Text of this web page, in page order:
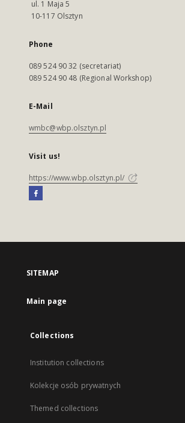
ul. 1 Maja 5
10-117 Olsztyn
Phone
089 524 90 32 (secretariat)
089 524 90 48 (Regional Workshop)
E-Mail
wmbc@wbp.olsztyn.pl
Visit us!
https://www.wbp.olsztyn.pl/
SITEMAP
Main page
Collections
Institution collections
Kolekcje osób prywatnych
Themed collections